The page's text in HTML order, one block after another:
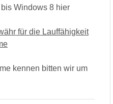
Windows 8 hier
für die Lauffähigkeit
kennen bitten wir um